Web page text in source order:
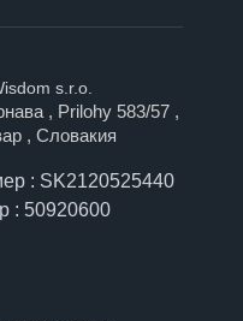
s.r.o.
, Prilohy 583/57 ,
, Словакия
: SK2120525440
: 50920600